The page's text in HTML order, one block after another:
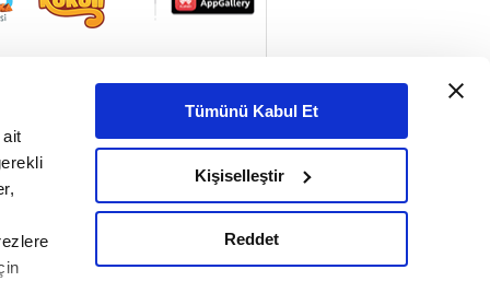
Tümünü Kabul Et
Kişiselleştir
Reddet